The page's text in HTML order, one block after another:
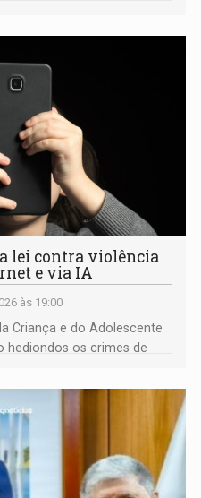
lei contra violência
e via IA
às 19:00
Criança e do Adolescente
hediondos os crimes de